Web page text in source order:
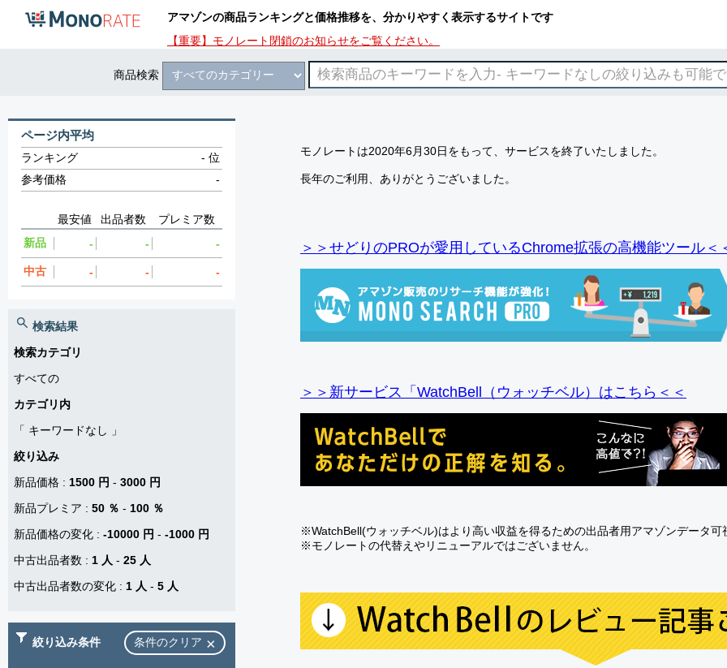
アマゾンの商品ランキングと価格推移を、分かりやすく表示するサイトです
【重要】モノレート閉鎖のお知らせをご覧ください。
商品検索
モノレートは2020年6月30日をもって、サービスを終了いたしました。
長年のご利用、ありがとうございました。
＞＞せどりのPROが愛用しているChrome拡張の高機能ツール＜
＞＞新サービス「WatchBell（ウォッチベル）はこちら＜＜
※WatchBell(ウォッチベル)はより高い収益を得るための出品者用アマゾンデータ可
※モノレートの代替えやリニューアルではございません。
ページ内平均
ランキング -位
参考価格
-
最安値 出品者数
プレミア数
新品
- - -
中古 - - -
検索結果
検索カテゴリ
すべての
カテゴリ内
「 キーワードなし
」
絞り込み
新品価格 : 1500 円 - 3000 円
新品プレミア : 50 ％ - 100 ％
新品価格の変化 : -10000 円 - -1000 円
中古出品者数 : 1 人 - 25 人
中古出品者数の変化 : 1 人 - 5 人
絞り込み条件 条件のクリア